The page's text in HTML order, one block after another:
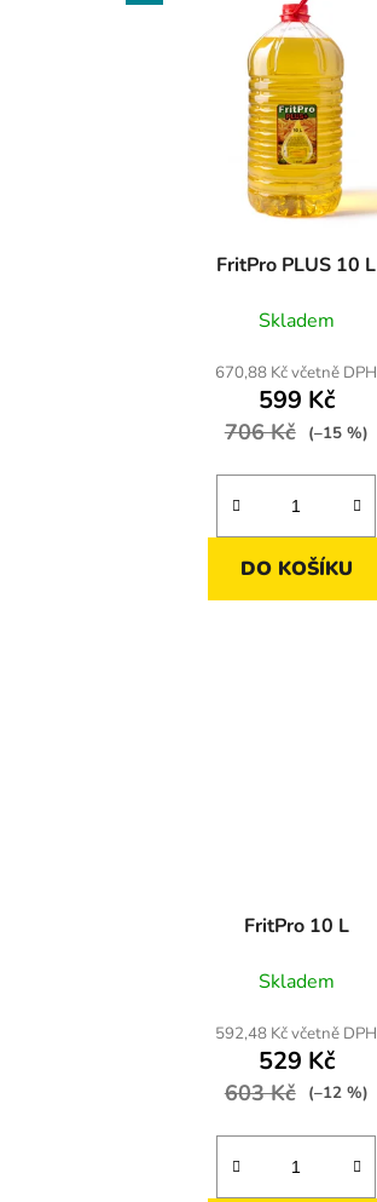
FritPro PLUS 10 L
Skladem
670,88 Kč včetně DPH
599 Kč
706 Kč (–15 %)
DO KOŠÍKU
FritPro 10 L
Skladem
592,48 Kč včetně DPH
529 Kč
603 Kč (–12 %)